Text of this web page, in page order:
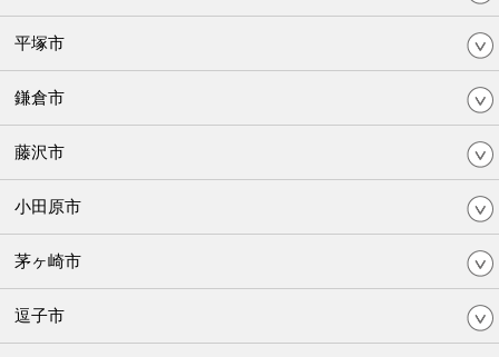
平塚市
鎌倉市
藤沢市
小田原市
茅ヶ崎市
逗子市